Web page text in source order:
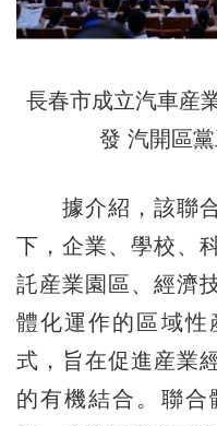
長春市成立汽車産
發 汽開區黨
據介紹，該聯合
下，企業、學校、
託産業園區、經濟
體化運作的區域性
式，旨在促進産業
的有機結合。聯合